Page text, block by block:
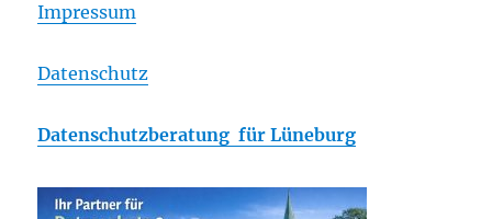
Impressum
Datenschutz
Datenschutzberatung für Lüneburg